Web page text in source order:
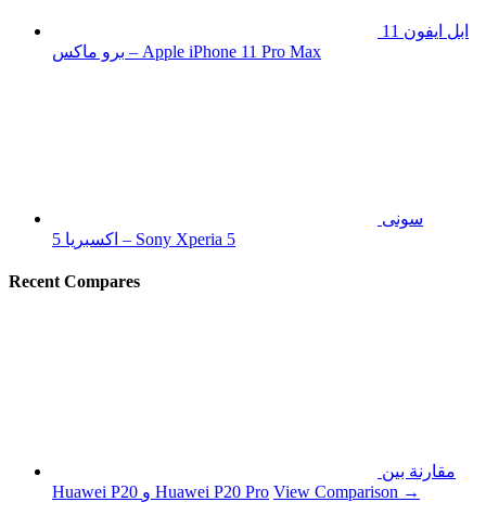
ابل ايفون 11
برو ماكس – Apple iPhone 11 Pro Max
سونى
اكسبريا 5 – Sony Xperia 5
Recent Compares
مقارنة بين
Huawei P20 و Huawei P20 Pro View Comparison →